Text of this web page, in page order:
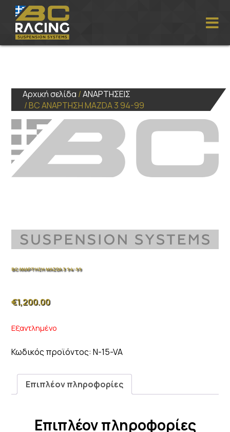
Αρχική σελίδα /ΑΝΑΡΤΗΣΕΙΣ
/ BC ΑΝΑΡΤΗΣΗ MAZDA 3 94-99
BC ΑΝΑΡΤΗΣΗ MAZDA 3 94-99
€1,200.00
Εξαντλημένο
Κωδικός προϊόντος: N-15-VA
Επιπλέον πληροφορίες
Επιπλέον πληροφορίες